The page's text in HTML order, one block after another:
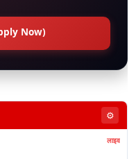
Now)
⚙️
लाइव